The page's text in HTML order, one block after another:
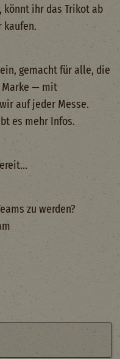
könnt ihr das Trikot ab
kaufen.
gemacht für alle, die
Marke — mit
auf jeder Messe.
es mehr Infos.
zu werden?